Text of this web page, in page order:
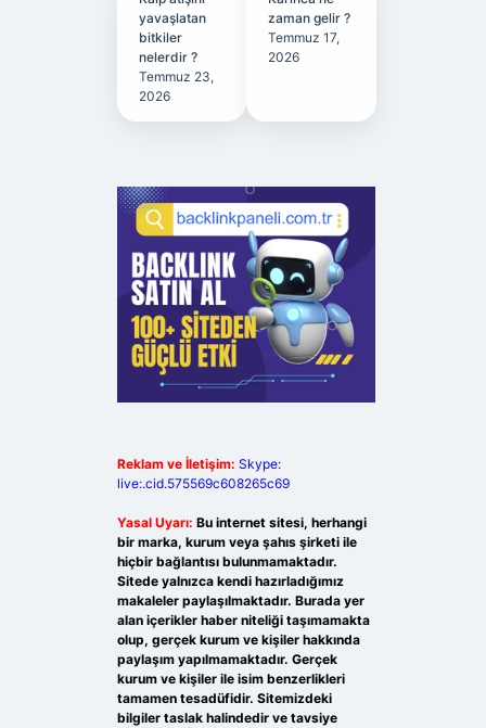
yavaşlatan
bitkiler
nelerdir ?
Temmuz 23,
2026
zaman gelir ?
Temmuz 17,
2026
Reklam ve İletişim: Skype:
live:.cid.575569c608265c69
Yasal Uyarı: Bu internet sitesi, herhangi
bir marka, kurum veya şahıs şirketi ile
hiçbir bağlantısı bulunmamaktadır.
Sitede yalnızca kendi hazırladığımız
makaleler paylaşılmaktadır. Burada yer
alan içerikler haber niteliği taşımamakta
olup, gerçek kurum ve kişiler hakkında
paylaşım yapılmamaktadır. Gerçek
kurum ve kişiler ile isim benzerlikleri
tamamen tesadüfidir. Sitemizdeki
bilgiler taslak halindedir ve tavsiye